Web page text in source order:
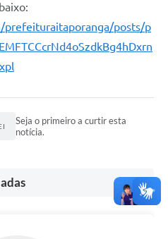
prefeituraitaporanga/posts/p
Seja o primeiro a curtir esta
notícia.